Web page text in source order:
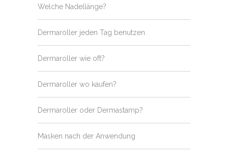
Welche Nadellänge?
Dermaroller jeden Tag benutzen
Dermaroller wie oft?
Dermaroller wo kaufen?
Dermaroller oder Dermastamp?
Masken nach der Anwendung